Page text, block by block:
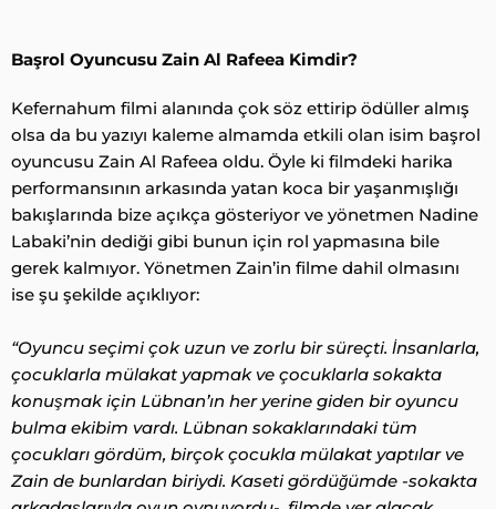
Başrol Oyuncusu Zain Al Rafeea Kimdir?
Kefernahum filmi alanında çok söz ettirip ödüller almış
olsa da bu yazıyı kaleme almamda etkili olan isim başrol
oyuncusu Zain Al Rafeea oldu. Öyle ki filmdeki harika
performansının arkasında yatan koca bir yaşanmışlığı
bakışlarında bize açıkça gösteriyor ve yönetmen Nadine
Labaki’nin dediği gibi bunun için rol yapmasına bile
gerek kalmıyor. Yönetmen Zain’in filme dahil olmasını
ise şu şekilde açıklıyor:
“Oyuncu seçimi çok uzun ve zorlu bir süreçti. İnsanlarla,
çocuklarla mülakat yapmak ve çocuklarla sokakta
konuşmak için Lübnan’ın her yerine giden bir oyuncu
bulma ekibim vardı. Lübnan sokaklarındaki tüm
çocukları gördüm, birçok çocukla mülakat yaptılar ve
Zain de bunlardan biriydi. Kaseti gördüğümde -sokakta